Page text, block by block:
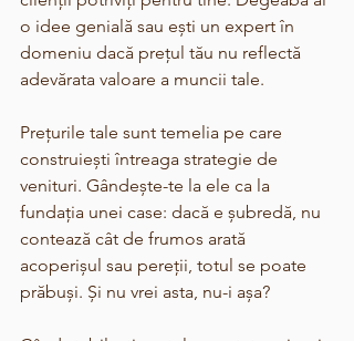
o idee genială sau ești un expert în
domeniu dacă prețul tău nu reflectă
adevărata valoare a muncii tale.
Prețurile tale sunt temelia pe care
construiești întreaga strategie de
venituri. Gândește-te la ele ca la
fundația unei case: dacă e șubredă, nu
contează cât de frumos arată
acoperișul sau pereții, totul se poate
prăbuși. Și nu vrei asta, nu-i așa?